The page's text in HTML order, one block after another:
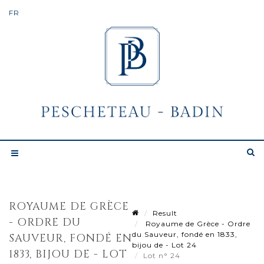
ROYAUME DE GRÈCE
- ORDRE DU
SAUVEUR, FONDÉ EN
1833, BIJOU DE - LOT
Result
Royaume de Grèce - Ordre
du Sauveur, fondé en 1833,
bijou de - Lot 24
Lot n° 24